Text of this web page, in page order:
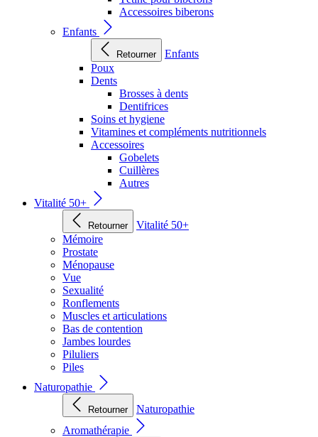
Accessoires biberons
Enfants
Retourner
Enfants
Poux
Dents
Brosses à dents
Dentifrices
Soins et hygiene
Vitamines et compléments nutritionnels
Accessoires
Gobelets
Cuillères
Autres
Vitalité 50+
Retourner
Vitalité 50+
Mémoire
Prostate
Ménopause
Vue
Sexualité
Ronflements
Muscles et articulations
Bas de contention
Jambes lourdes
Piluliers
Piles
Naturopathie
Retourner
Naturopathie
Aromathérapie